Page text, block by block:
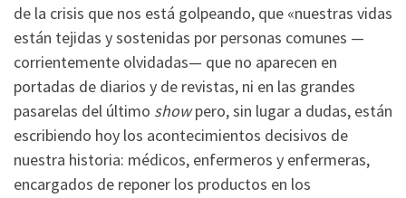
de la crisis que nos está golpeando, que «nuestras vidas
están tejidas y sostenidas por personas comunes —
corrientemente olvidadas— que no aparecen en
portadas de diarios y de revistas, ni en las grandes
pasarelas del último showpero, sin lugar a dudas, están
escribiendo hoy los acontecimientos decisivos de
nuestra historia: médicos, enfermeros y enfermeras,
encargados de reponer los productos en los